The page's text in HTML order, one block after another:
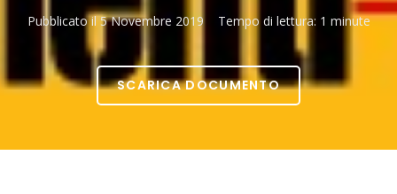
Pubblicato il5 Novembre 2019 Tempo di lettura: 1 minute
SCARICA DOCUMENTO